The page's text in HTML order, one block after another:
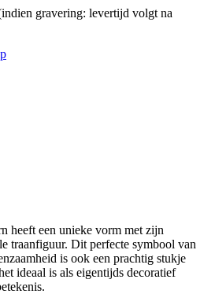
gravering: levertijd volgt na
heeft een unieke vorm met zijn
traanfiguur. Dit perfecte symbool van
is ook een prachtig stukje
ideaal is als eigentijds decoratief